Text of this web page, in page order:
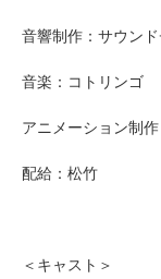
音響制作：サウン
音楽：コトリンゴ
アニメーション制
配給：松竹
＜キャスト＞